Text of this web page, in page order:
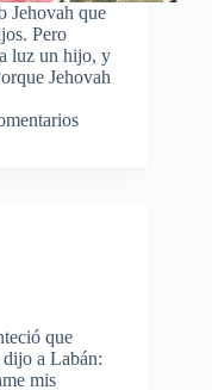
Jehovah que
Pero
luz un hijo, y
Jehovah
que
dijo a Labán:
mis